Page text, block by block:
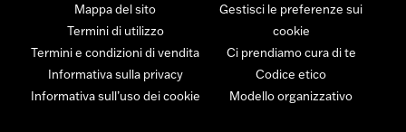
Mappa del sito
Termini di utilizzo
Termini e condizioni di vendita
Informativa sulla privacy
Informativa sull’uso dei cookie
Gestisci le preferenze sui
cookie
Ci prendiamo cura di te
Codice etico
Modello organizzativo